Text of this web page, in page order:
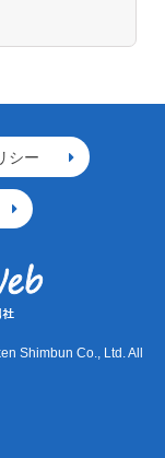
シー
Shimbun Co., Ltd. All